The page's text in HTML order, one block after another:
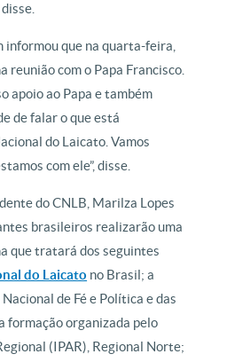
informou que na quarta-feira,
reunião com o Papa Francisco.
apoio ao Papa e também
de falar o que está
do Laicato. Vamos
com ele”, disse.
do CNLB, Marilza Lopes
brasileiros realizarão uma
que tratará dos seguintes
do Laicato no Brasil; a
de Fé e Política e das
formação organizada pelo
(IPAR), Regional Norte;